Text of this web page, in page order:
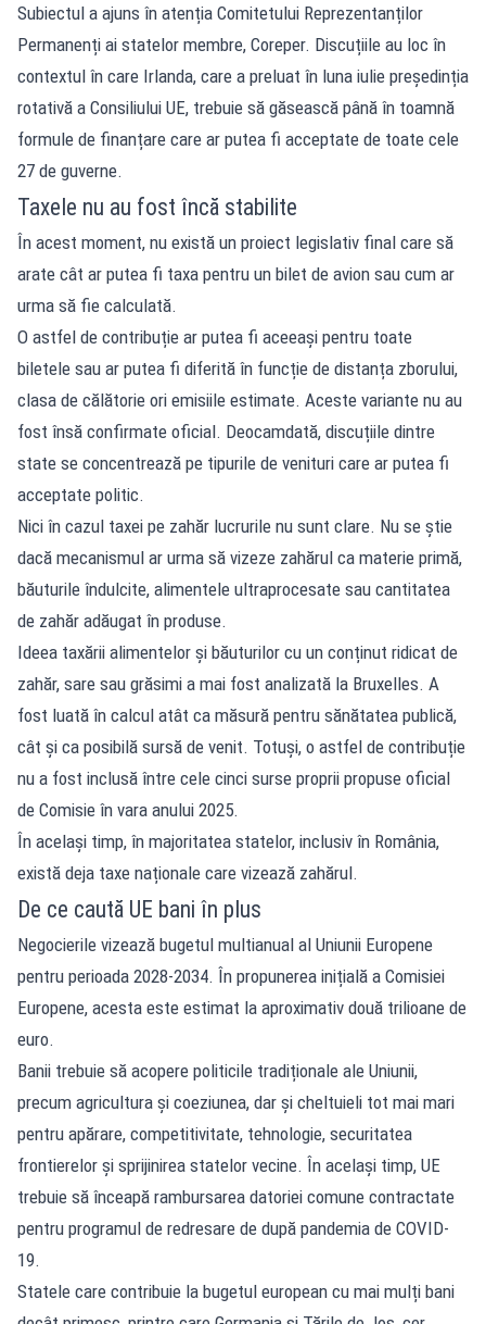
Subiectul a ajuns în atenția Comitetului Reprezentanților
Permanenți ai statelor membre, Coreper. Discuțiile au loc în
contextul în care Irlanda, care a preluat în luna iulie președinția
rotativă a Consiliului UE, trebuie să găsească până în toamnă
formule de finanțare care ar putea fi acceptate de toate cele
27 de guverne.
Taxele nu au fost încă stabilite
În acest moment, nu există un proiect legislativ final care să
arate cât ar putea fi taxa pentru un bilet de avion sau cum ar
urma să fie calculată.
O astfel de contribuție ar putea fi aceeași pentru toate
biletele sau ar putea fi diferită în funcție de distanța zborului,
clasa de călătorie ori emisiile estimate. Aceste variante nu au
fost însă confirmate oficial. Deocamdată, discuțiile dintre
state se concentrează pe tipurile de venituri care ar putea fi
acceptate politic.
Nici în cazul taxei pe zahăr lucrurile nu sunt clare. Nu se știe
dacă mecanismul ar urma să vizeze zahărul ca materie primă,
băuturile îndulcite, alimentele ultraprocesate sau cantitatea
de zahăr adăugat în produse.
Ideea taxării alimentelor și băuturilor cu un conținut ridicat de
zahăr, sare sau grăsimi a mai fost analizată la Bruxelles. A
fost luată în calcul atât ca măsură pentru sănătatea publică,
cât și ca posibilă sursă de venit. Totuși, o astfel de contribuție
nu a fost inclusă între cele cinci surse proprii propuse oficial
de Comisie în vara anului 2025.
În același timp, în majoritatea statelor, inclusiv în România,
există deja taxe naționale care vizează zahărul.
De ce caută UE bani în plus
Negocierile vizează bugetul multianual al Uniunii Europene
pentru perioada 2028-2034. În propunerea inițială a Comisiei
Europene, acesta este estimat la aproximativ două trilioane de
euro.
Banii trebuie să acopere politicile tradiționale ale Uniunii,
precum agricultura și coeziunea, dar și cheltuieli tot mai mari
pentru apărare, competitivitate, tehnologie, securitatea
frontierelor și sprijinirea statelor vecine. În același timp, UE
trebuie să înceapă rambursarea datoriei comune contractate
pentru programul de redresare de după pandemia de COVID-
19.
Statele care contribuie la bugetul european cu mai mulți bani